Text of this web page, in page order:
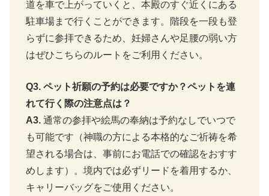
道を車で上がっていくと、本殿のすぐ近くにある
駐車場まで行くことができます。階段を一段も登
らずに参拝できるため、妊婦さんや足腰の弱い方
はぜひこちらのルートをご利用ください。
Q3. ペット祈願の予約は必要ですか？ペットを連
れて行く際の注意点は？
A3. 通常の参拝や絵馬の奉納は予約なしでいつで
も可能です（神職の方による本格的なご祈祷を希
望される場合は、事前にお電話での確認をおすす
めします）。境内では必ずリードを着用するか、
キャリーバッグをご使用ください。